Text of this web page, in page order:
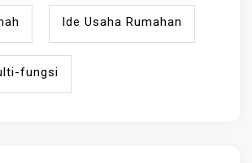
Ide Usaha Rumahan
fungsi